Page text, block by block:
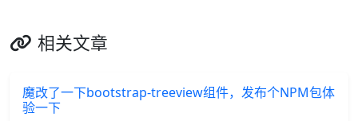
相关文章
魔改了一下bootstrap-treeview组件，发布个NPM包体
验一下